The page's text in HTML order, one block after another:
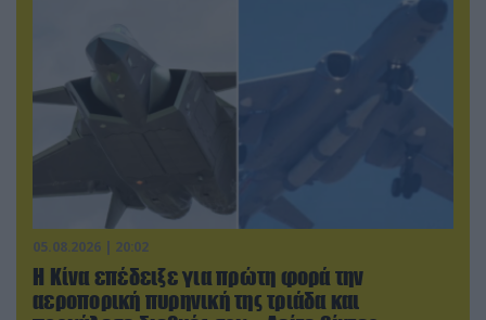
05.08.2026 | 20:02
Η Κίνα επέδειξε για πρώτη φορά την
αεροπορική πυρηνική της τριάδα και